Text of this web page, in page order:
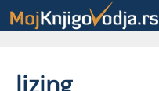
Skip
to
lizing